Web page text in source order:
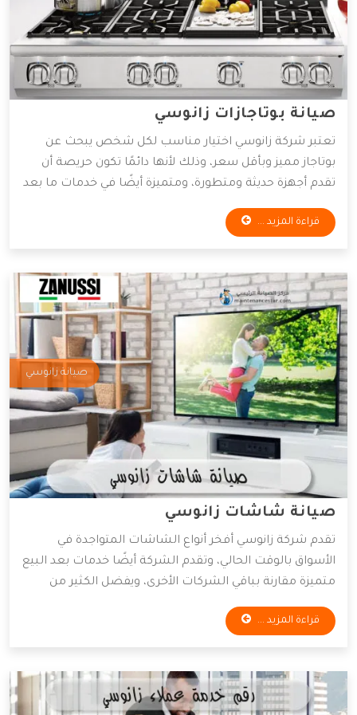
صيانة بوتاجازات زانوسي
تعتبر شركة زانوسي اختيار مناسب لكل شخص يبحث عن
بوتاجاز مميز وبأقل سعر، وذلك لأنها دائمًا تكون حريصة أن
تقدم أجهزة حديثة ومتطورة، ومتميزة أيضًا في خدمات ما بعد
البيع، ويعتبر الاهتمام بخدمات ما بعد البيع من أهم خطوات
لنجاح الشركات، ولذلك سوف نوضح لكم أهم المعلومات
قراءة المزيد ...
صيانة زانوسي
صيانة شاشات زانوسي
تقدم شركة زانوسي أفخر أنواع الشاشات المتواجدة في
الأسواق بالوقت الحالي، وتقدم الشركة أيضًا خدمات بعد البيع
متميزة مقارنة بباقي الشركات الأخرى، ويفضل الكثير من
العملاء التعامل مع هذه الشركة لأنها تكون حريصة على
كسب ثقة العملاء واكتساب عملاء جدد، وسوف نعرض لكم
قراءة المزيد ...